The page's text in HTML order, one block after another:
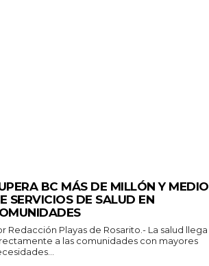
BC MÁS DE MILLÓN Y MEDIO
SERVICIOS DE SALUD EN
Playas de Rosarito.- La salud llega
a las comunidades con mayores